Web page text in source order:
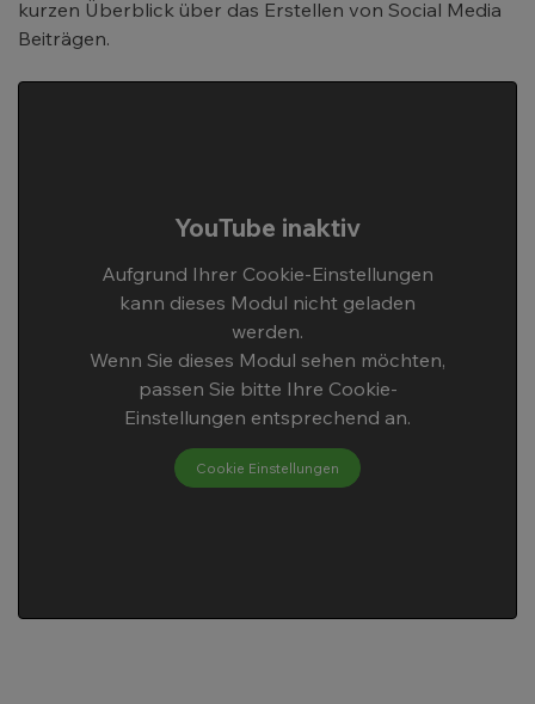
kurzen Überblick über das Erstellen von Social Media
Beiträgen.
YouTube inaktiv
Aufgrund Ihrer Cookie-Einstellungen
kann dieses Modul nicht geladen
werden.
Wenn Sie dieses Modul sehen möchten,
passen Sie bitte Ihre Cookie-
Einstellungen entsprechend an.
Cookie Einstellungen